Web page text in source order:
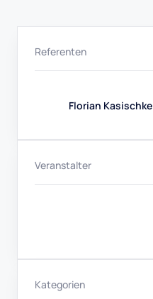
Referenten
Florian Kasischke
Veranstalter
Kategorien